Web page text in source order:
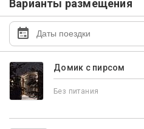
Варианты размещения
Домик с пирсом
Без питания